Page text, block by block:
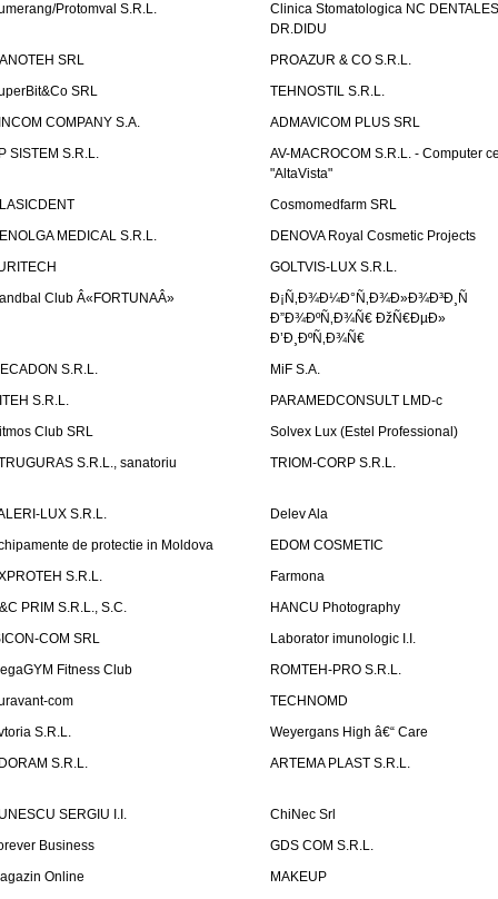
Protomval S.R.L.
Clinica Stomatologica NC DENTALES
DR.DIDU
SRL
PROAZUR & CO S.R.L.
SRL
TEHNOSTIL S.R.L.
COMPANY S.A.
ADMAVICOM PLUS SRL
SISTEM S.R.L.
AV-MACROCOM S.R.L. - Computer
"AltaVista"
Cosmomedfarm SRL
MEDICAL S.R.L.
DENOVA Royal Cosmetic Projects
GOLTVIS-LUX S.R.L.
Club Â«FORTUNAÂ»
Ð¡Ñ‚Ð¾Ð¼Ð°Ñ‚Ð¾Ð»Ð¾Ð³Ð¸Ñ
Ð”Ð¾ÐºÑ‚Ð¾Ñ€ ÐžÑ€ÐµÐ»
Ð’Ð¸ÐºÑ‚Ð¾Ñ€
S.R.L.
MiF S.A.
S.R.L.
PARAMEDCONSULT LMD-c
Club SRL
Solvex Lux (Estel Professional)
S.R.L., sanatoriu
TRIOM-CORP S.R.L.
LUX S.R.L.
Delev Ala
de protectie in Moldova
EDOM COSMETIC
S.R.L.
Farmona
PRIM S.R.L., S.C.
HANCU Photography
COM SRL
Laborator imunologic I.I.
Fitness Club
ROMTEH-PRO S.R.L.
com
TECHNOMD
S.R.L.
Weyergans High â€“ Care
S.R.L.
ARTEMA PLAST S.R.L.
SERGIU I.I.
ChiNec Srl
Business
GDS COM S.R.L.
Online
MAKEUP